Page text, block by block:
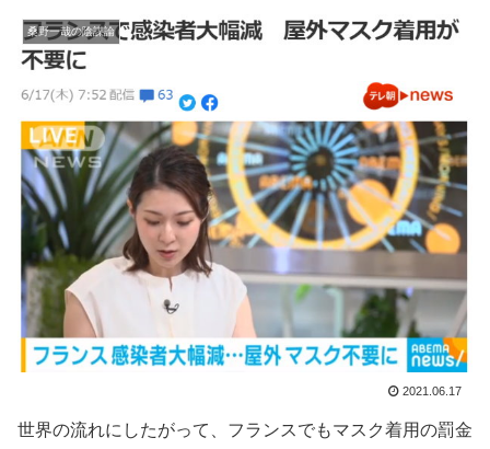
桑野一哉の陰謀論
2021.06.17
世界の流れにしたがって、フランスでもマスク着用の罰金